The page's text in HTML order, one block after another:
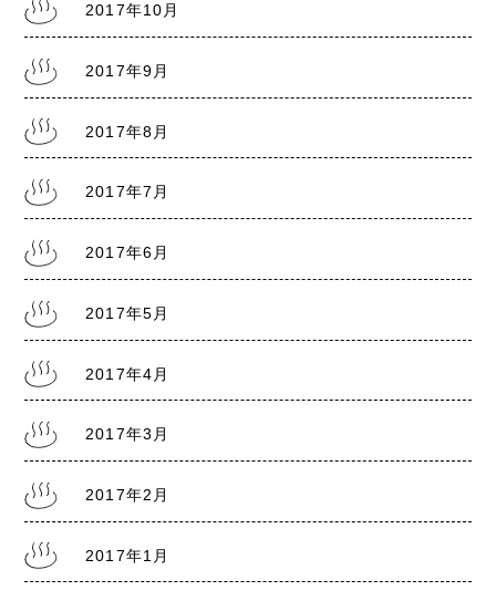
2017年10月
2017年9月
2017年8月
2017年7月
2017年6月
2017年5月
2017年4月
2017年3月
2017年2月
2017年1月